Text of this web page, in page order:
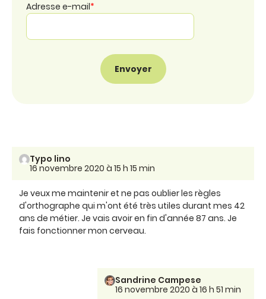
Adresse e-mail*
Typo lino
16 novembre 2020 à 15 h 15 min
Je veux me maintenir et ne pas oublier les règles
d'orthographe qui m'ont été très utiles durant mes 42
ans de métier. Je vais avoir en fin d'année 87 ans. Je
fais fonctionner mon cerveau.
Sandrine Campese
16 novembre 2020 à 16 h 51 min